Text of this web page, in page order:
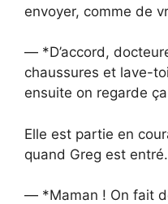
envoyer, comme de
— *D’accord,
chaussures et lave-
ensuite on regarde
Elle est partie en
quand Greg est entré.
— *Maman ! On fait